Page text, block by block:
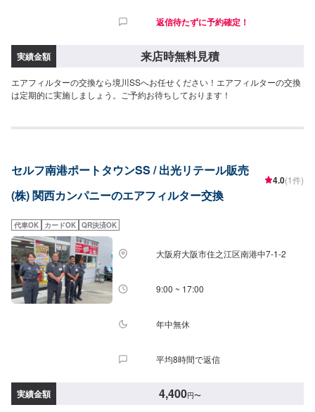
返信待たずに予約確定！
実績金額 来店時無料見積
エアフィルターの交換なら境川SSへお任せください！エアフィルターの交換
は定期的に実施しましょう。ご予約お待ちしております！
セルフ南港ポートタウンSS / 出光リテール販売
(株) 関西カンパニーのエアフィルター交換
4.0(1件)
代車OK カードOK QR決済OK
大阪府大阪市住之江区南港中7-1-2
9:00 ~ 17:00
年中無休
平均8時間で返信
実績金額 4,400円〜